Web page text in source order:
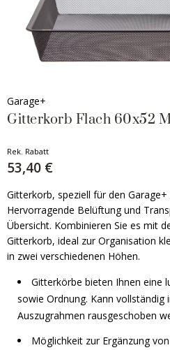
Garage+
Gitterkorb Flach 60x52
Rek. Rabatt
53,40 €
Gitterkorb, speziell für den
Hervorragende Belüftung und
Übersicht. Kombinieren Sie es mit
Gitterkorb, ideal zur Organisation
in zwei verschiedenen Höhen.
Gitterkörbe bieten Ihnen eine
sowie Ordnung. Kann vollständig
Auszugrahmen rausgeschoben
Möglichkeit zur Ergänzung